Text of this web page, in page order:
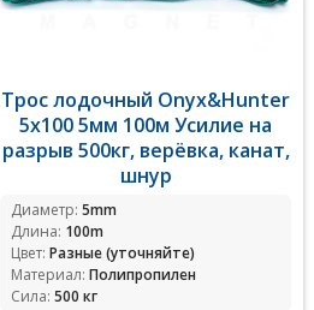
Трос лодочный Onyx&Hunter
5x100 5мм 100м Усилие на
разрыв 500кг, верёвка, канат,
шнур
Диаметр: 5mm
Длина: 100m
Цвет: Разные (уточняйте)
Материал: Полипропилен
Сила: 500 кг